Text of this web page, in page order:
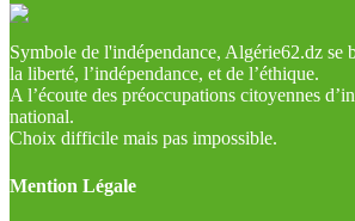
Symbole de l'indépendance, Algérie62.dz se
la liberté, l’indépendance, et de l’éthique.
A l’écoute des préoccupations citoyennes
national.
Choix difficile mais pas impossible.
Mention Légale